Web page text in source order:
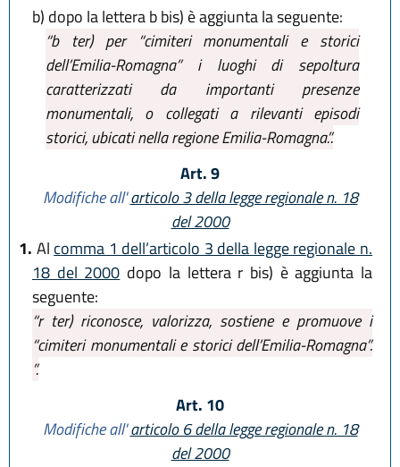
b) dopo la lettera b bis) è aggiunta la seguente:
“b ter) per “cimiteri monumentali e storici
dell’Emilia-Romagna”
i luoghi di sepoltura
caratterizzati da importanti presenze
monumentali, o collegati a rilevanti episodi
storici, ubicati nella regione Emilia-Romagna.”.
Art. 9
Modifiche all'articolo 3 della legge regionale n. 18
del 2000
1. Al comma 1 dell’articolo 3 della legge regionale n.
18 del 2000 dopo la lettera r bis) è aggiunta la
seguente:
“r ter) riconosce, valorizza, sostiene e promuove i
“cimiteri monumentali e storici dell’Emilia-Romagna”.
”.
Art. 10
Modifiche all'articolo 6 della legge regionale n. 18
del 2000